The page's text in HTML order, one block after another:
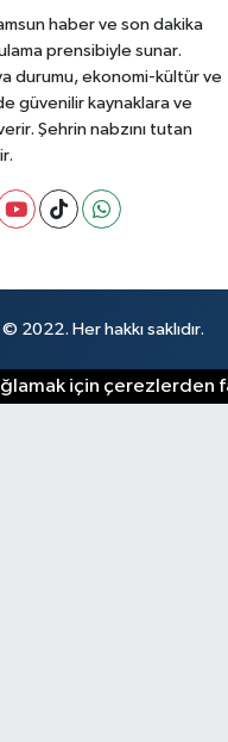
haber ve son dakika
prensibiyle sunar.
durumu, ekonomi-kültür ve
güvenilir kaynaklara ve
Şehrin nabzını tutan
2022. Her hakkı saklıdır.
için çerezlerden